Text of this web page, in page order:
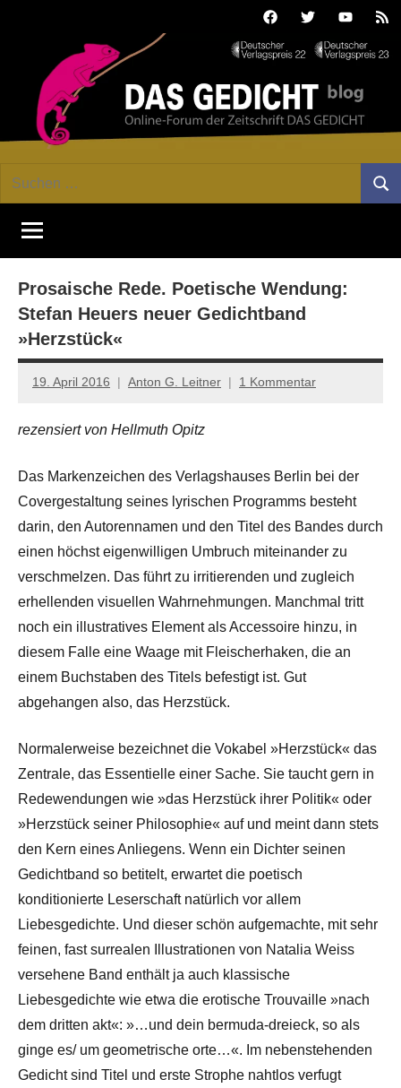
FacebookTwitterYoutube
GEDICHT
blog
Forum
von
DAS
Lyrik,
Essay
Suchen
Prosaische Rede. Poetische Wendung:
Stefan Heuers neuer Gedichtband
»Herzstück«
19. April 2016 Anton G. Leitner 1 Kommentar
rezensiert von Hellmuth Opitz
Das Markenzeichen des Verlagshauses Berlin bei der
Covergestaltung seines lyrischen Programms besteht
darin, den Autorennamen und den Titel des Bandes durch
einen höchst eigenwilligen Umbruch miteinander zu
verschmelzen. Das führt zu irritierenden und zugleich
erhellenden visuellen Wahrnehmungen. Manchmal tritt
noch ein illustratives Element als Accessoire hinzu, in
diesem Falle eine Waage mit Fleischerhaken, die an
einem Buchstaben des Titels befestigt ist. Gut
abgehangen also, das Herzstück.
Normalerweise bezeichnet die Vokabel »Herzstück« das
Zentrale, das Essentielle einer Sache. Sie taucht gern in
Redewendungen wie »das Herzstück ihrer Politik« oder
»Herzstück seiner Philosophie« auf und meint dann stets
den Kern eines Anliegens. Wenn ein Dichter seinen
Gedichtband so betitelt, erwartet die poetisch
konditionierte Leserschaft natürlich vor allem
Liebesgedichte. Und dieser schön aufgemachte, mit sehr
feinen, fast surrealen Illustrationen von Natalia Weiss
versehene Band enthält ja auch klassische
Liebesgedichte wie etwa die erotische Trouvaille »nach
dem dritten akt«: »…und dein bermuda-dreieck, so als
ginge es/ um geometrische orte…«. Im nebenstehenden
Gedicht sind Titel und erste Strophe nahtlos verfugt